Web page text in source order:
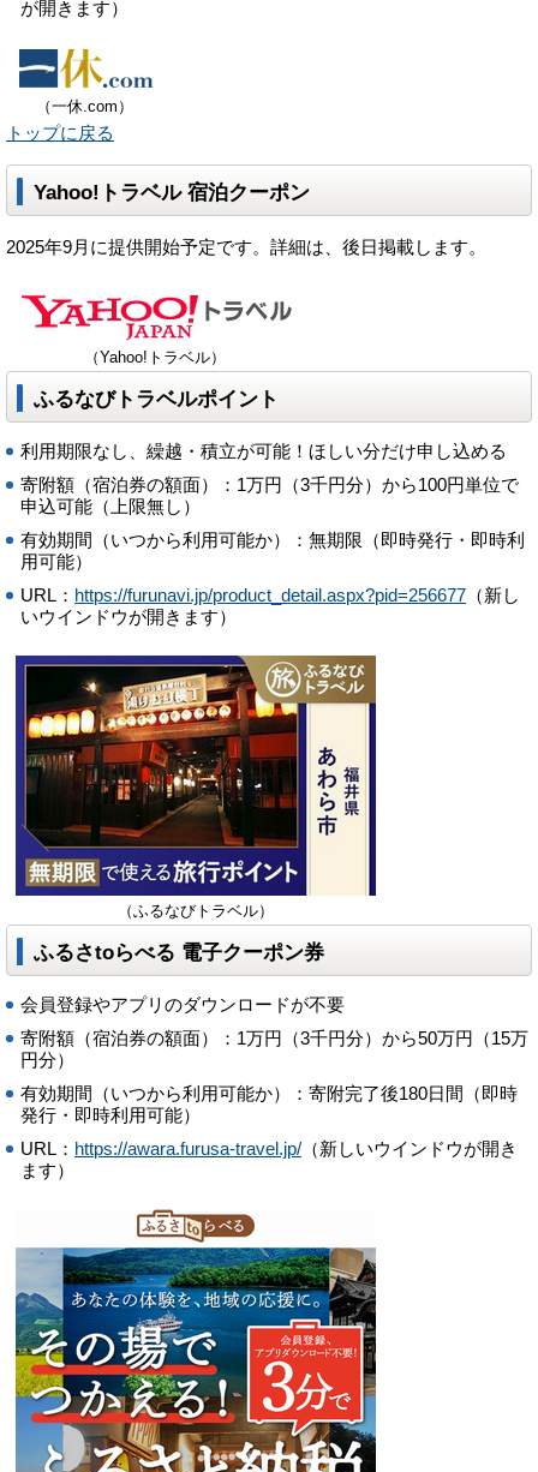
が開きます）
（一休.com）
トップに戻る
Yahoo!トラベル 宿泊クーポン
2025年9月に提供開始予定です。詳細は、後日掲載します。
（Yahoo!トラベル）
ふるなびトラベルポイント
利用期限なし、繰越・積立が可能！ほしい分だけ申し込める
寄附額（宿泊券の額面）：1万円（3千円分）から100円単位で
申込可能（上限無し）
有効期間（いつから利用可能か）：無期限（即時発行・即時利
用可能）
URL： https://furunavi.jp/product_detail.aspx?pid=256677 （新し
いウインドウが開きます）
（ふるなびトラベル）
ふるさtoらべる 電子クーポン券
会員登録やアプリのダウンロードが不要
寄附額（宿泊券の額面）：1万円（3千円分）から50万円（15万
円分）
有効期間（いつから利用可能か）：寄附完了後180日間（即時
発行・即時利用可能）
URL： https://awara.furusa-travel.jp/ （新しいウインドウが開き
ます）